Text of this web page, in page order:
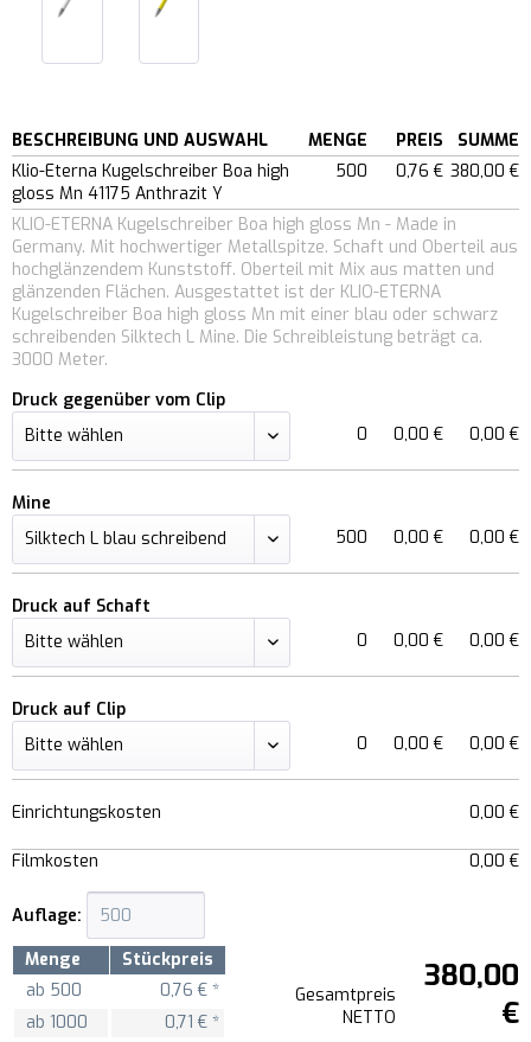
BESCHREIBUNG UND AUSWAHL MENGE PREIS
SUMME
Klio-Eterna Kugelschreiber Boa high
gloss Mn 41175 Anthrazit Y
500 0,76 € 380,00 €
KLIO-ETERNA Kugelschreiber Boa high gloss Mn - Made in
Germany. Mit hochwertiger Metallspitze. Schaft und Oberteil aus
hochglänzendem Kunststoff. Oberteil mit Mix aus matten und
glänzenden Flächen. Ausgestattet ist der KLIO-ETERNA
Kugelschreiber Boa high gloss Mn mit einer blau oder schwarz
schreibenden Silktech L Mine. Die Schreibleistung beträgt ca.
3000 Meter.
Druck gegenüber vom Clip
0
0,00 € 0,00 €
Mine
500
0,00 € 0,00 €
Druck auf Schaft
0
0,00 € 0,00 €
Druck auf Clip
0
0,00 € 0,00 €
Einrichtungskosten 0,00 €
Filmkosten 0,00 €
Auflage:
Menge
Stückpreis
ab 500
0,76 € *
ab 1000
0,71 € *
Gesamtpreis
NETTO
380,00
€